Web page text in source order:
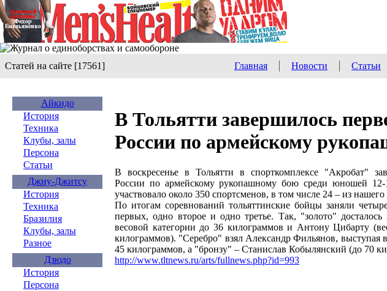
Статей на сайте [17561] Главная Новости Статьи
Айкидо
История
Техника
Клубы, залы
Персона
Статьи
Джиу-Джитсу
История
Техника
Бразилия
Клубы, залы
Разное
Дзюдо
История
Персона
В Тольятти завершилось
России по армейскому
В воскресенье в Тольятти в спорткомплексе "Акробат"
России по армейскому рукопашному бою среди юношей
участвовало около 350 спортсменов, в том числе 24 – из нашего
По итогам соревнований тольяттинские бойцы заняли
первых, одно второе и одно третье. Так, "золото"
весовой категории до 36 килограммов и Антону Цибарту
килограммов). "Серебро" взял Александр Фильянов, выступая
45 килограммов, а "бронзу" – Станислав Кобылянский (до 70
http://www.tltnews.ru/arts/fullnews.php?id=993